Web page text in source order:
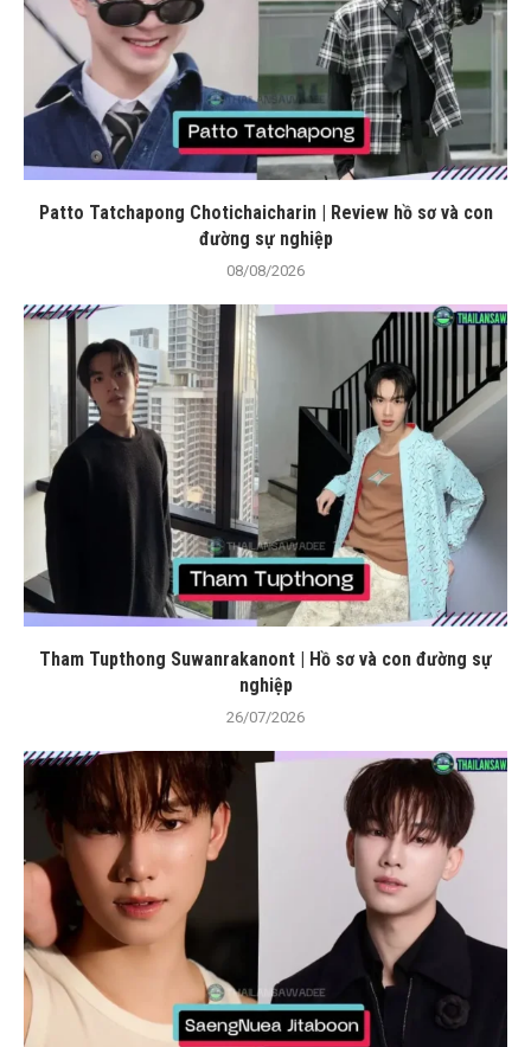
Patto Tatchapong Chotichaicharin | Review hồ sơ và con
đường sự nghiệp
08/08/2026
Tham Tupthong Suwanrakanont | Hồ sơ và con đường sự
nghiệp
26/07/2026